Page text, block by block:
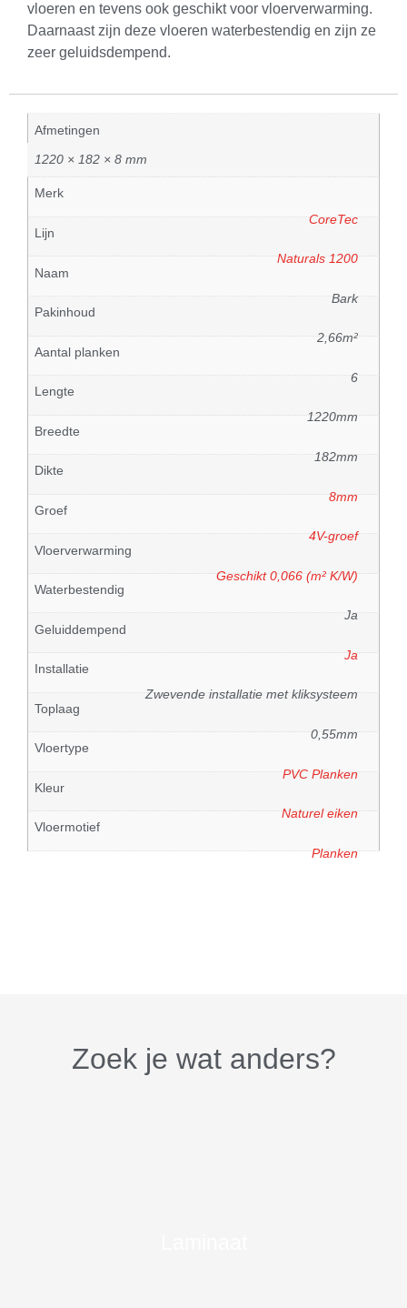
vloeren en tevens ook geschikt voor vloerverwarming.
Daarnaast zijn deze vloeren waterbestendig en zijn ze
zeer geluidsdempend.
Afmetingen
1220 × 182 × 8 mm
Merk
CoreTec
Lijn
Naturals 1200
Naam
Bark
Pakinhoud
2,66m²
Aantal planken
6
Lengte
1220mm
Breedte
182mm
Dikte
8mm
Groef
4V-groef
Vloerverwarming
Geschikt 0,066 (m² K/W)
Waterbestendig
Ja
Geluiddempend
Ja
Installatie
Zwevende installatie met kliksysteem
Toplaag
0,55mm
Vloertype
PVC Planken
Kleur
Naturel eiken
Vloermotief
Planken
Zoek je wat anders?